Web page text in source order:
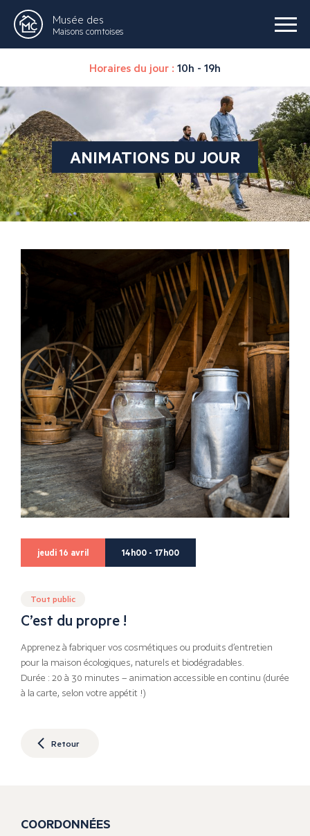
Musée des
Maisons comtoises
Horaires du jour : 10h - 19h
ANIMATIONS DU JOUR
jeudi 16 avril 14h00 - 17h00
Tout public
C’est du propre !
Apprenez à fabriquer vos cosmétiques ou produits d’entretien
pour la maison écologiques, naturels et biodégradables.
Durée : 20 à 30 minutes – animation accessible en continu (durée
à la carte, selon votre appétit !)
Retour
COORDONNÉES